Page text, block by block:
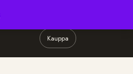
Kauppa